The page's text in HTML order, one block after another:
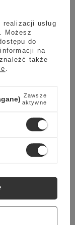
wygodne i
Przesuwając
otworu:
Snapclean
Nakrętkę z
zależnie od
na wysokie
stać się butelką i
usług
. Możesz
do
na
także
Zawsze
aktywne